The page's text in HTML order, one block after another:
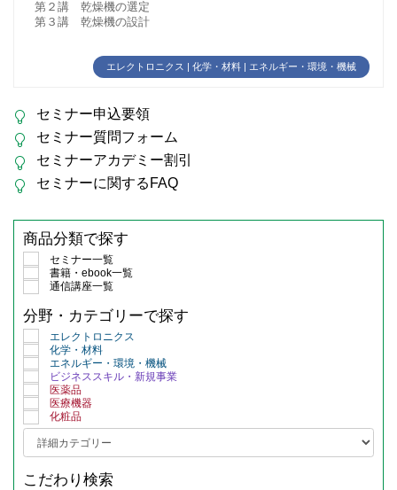
第２講 乾燥機の選定
第３講 乾燥機の設計
エレクトロニクス | 化学・材料 | エネルギー・環境・機械
セミナー申込要領
セミナー質問フォーム
セミナーアカデミー割引
セミナーに関するFAQ
商品分類で探す
セミナー一覧
書籍・ebook一覧
通信講座一覧
分野・カテゴリーで探す
エレクトロニクス
化学・材料
エネルギー・環境・機械
ビジネススキル・新規事業
医薬品
医療機器
化粧品
こだわり検索